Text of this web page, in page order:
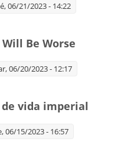
06/21/2023 - 14:22
Will Be Worse
06/20/2023 - 12:17
vida imperial
06/15/2023 - 16:57